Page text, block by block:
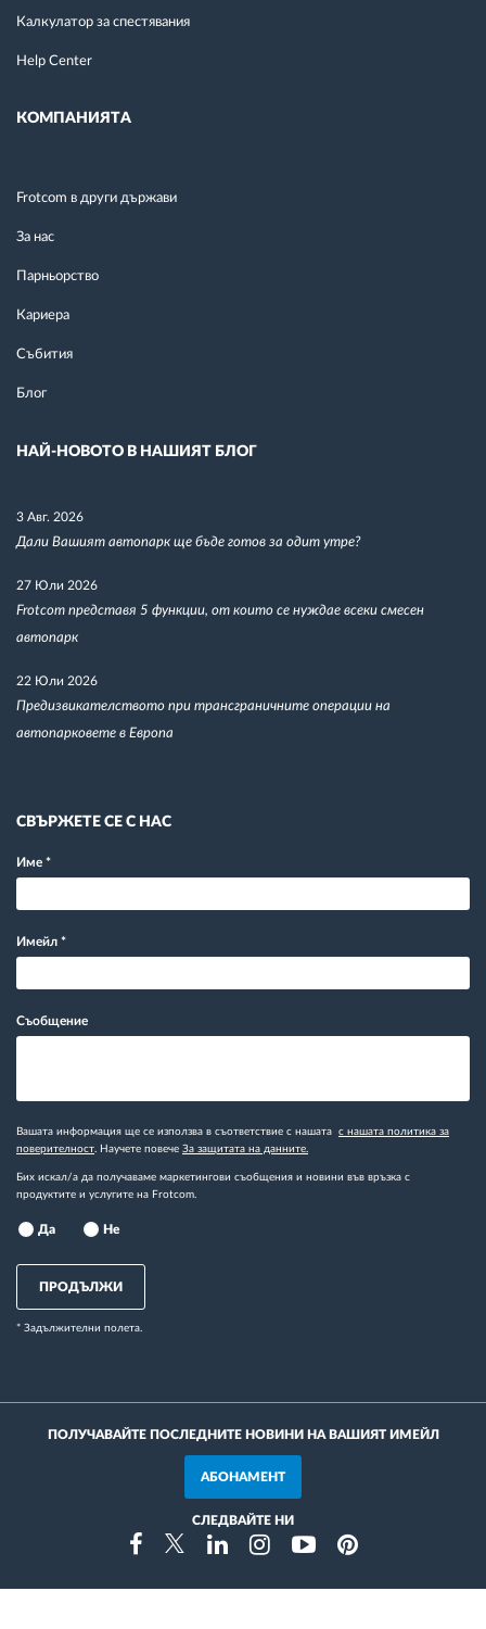
Калкулатор за спестявания
Help Center
КОМПАНИЯТА
Frotcom в други държави
За нас
Парньорство
Кариера
Събития
Блог
НАЙ-НОВОТО В НАШИЯТ БЛОГ
3 Авг. 2026
Дали Вашият автопарк ще бъде готов за одит утре?
27 Юли 2026
Frotcom представя 5 функции, от които се нуждае всеки смесен
автопарк
22 Юли 2026
Предизвикателството при трансграничните операции на
автопарковете в Европа
СВЪРЖЕТЕ СЕ С НАС
Име *
Имейл *
Съобщение
Вашата информация ще се използва в съответствие с нашата с нашата политика за
поверителност . Научете повече За защитата на данните.
Бих искал/а да получаваме маркетингови съобщения и новини във връзка с
продуктите и услугите на Frotcom.
Да Не
ПРОДЪЛЖИ
* Задължителни полета.
ПОЛУЧАВАЙТЕ ПОСЛЕДНИТЕ НОВИНИ НА ВАШИЯТ ИМЕЙЛ
АБОНАМЕНТ
СЛЕДВАЙТЕ НИ
FacebookTwitterLinkedinInstragramYoutubePinterest